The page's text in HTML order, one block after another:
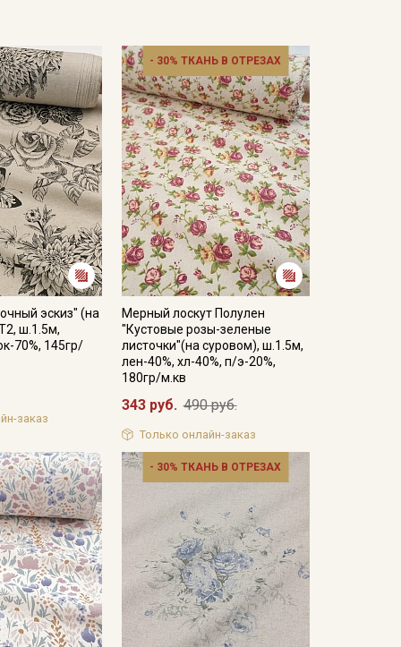
ассортименте представлены на нашем сайте в
отрез при температуре дальнейших стирок,
проветриваемом помещении, важно не
стороны.
в зависимости от настроек вашего монитора и
эскиз" (на
ш.1.5м,
70%, 145гр/
заказ
- 30% ТКАНЬ В ОТРЕЗАХ
Мерный лоскут Полулен
"Кустовые розы-зеленые
листочки"(на суровом), ш.1.5м,
лен-40%, хл-40%, п/э-20%,
180гр/м.кв
343 руб. 490 руб.
Только онлайн-заказ
- 30% ТКАНЬ В ОТРЕЗАХ